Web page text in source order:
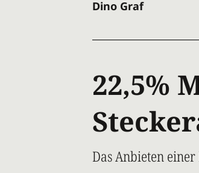
Dino Graf
22,5%
Das Anbieten